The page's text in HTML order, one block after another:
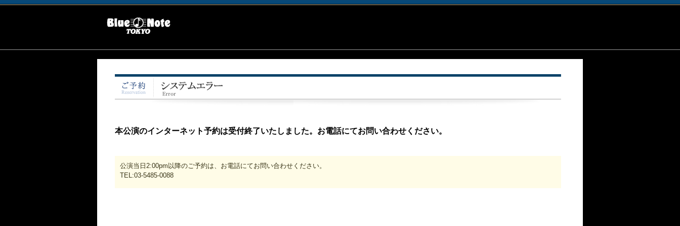
本公演のインターネット予約は受付終了いたしました。お電話にてお問い合わせください。
公演当日2:00pm以降のご予約は、お電話にてお問い合わせください。
TEL:03-5485-0088